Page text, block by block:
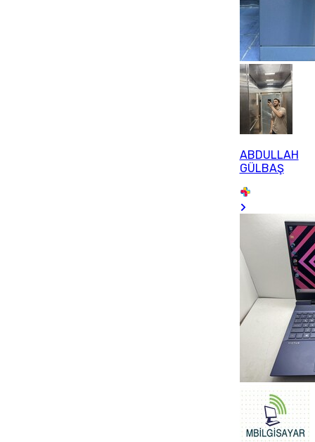
ABDULLAH
GÜLBAŞ